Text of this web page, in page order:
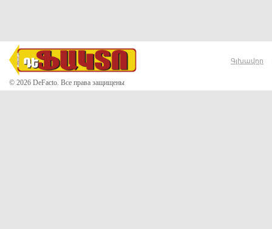
© 2026 DeFacto. Все права защищены
Գլխավոր